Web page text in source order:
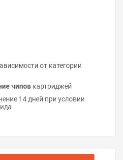
от категории
чипов картриджей
14 дней при условии